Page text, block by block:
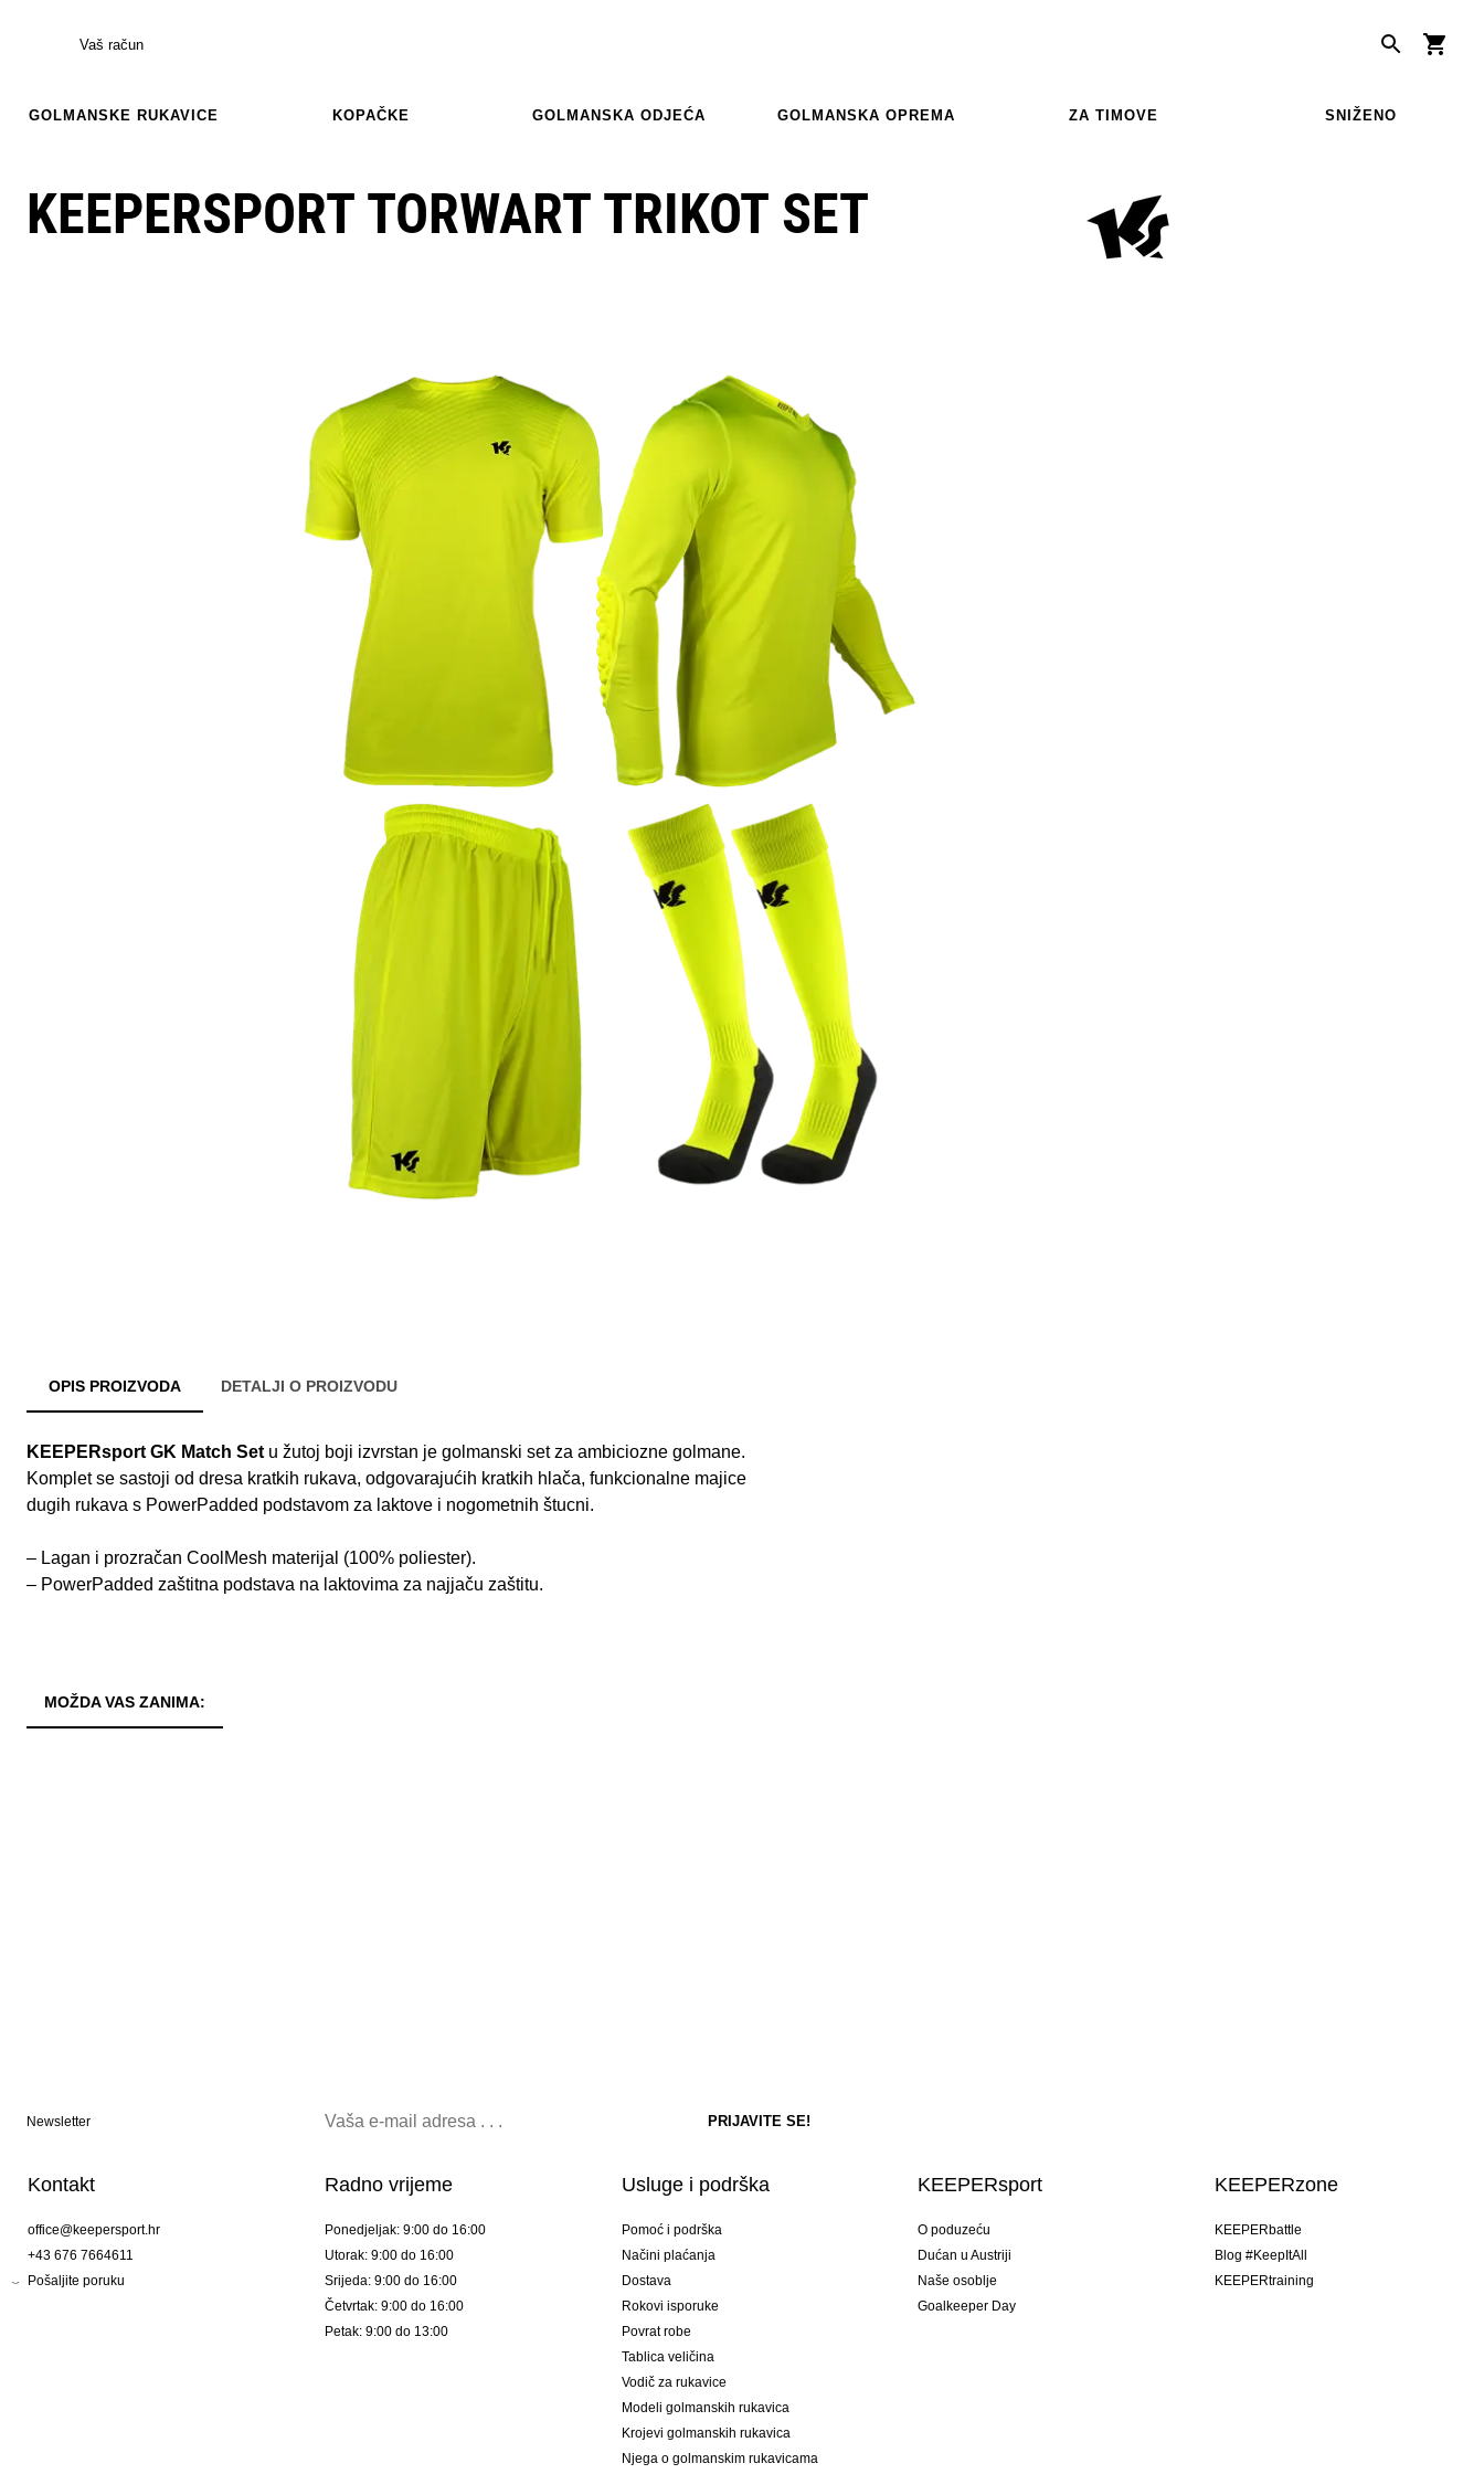
Vaš račun
GOLMANSKE RUKAVICE KOPAČKE GOLMANSKA ODJEĆA GOLMANSKA OPREMA ZA TIMOVE SNIŽENO
KEEPERSPORT TORWART TRIKOT SET
OPIS PROIZVODA DETALJI O PROIZVODU
KEEPERsport GK Match Setu žutoj boji izvrstan je golmanski set za ambiciozne golmane.
Komplet se sastoji od dresa kratkih rukava, odgovarajućih kratkih hlača, funkcionalne majice
dugih rukava s PowerPadded podstavom za laktove i nogometnih štucni.
– Lagan i prozračan CoolMesh materijal (100% poliester).
– PowerPadded zaštitna podstava na laktovima za najjaču zaštitu.
MOŽDA VAS ZANIMA:
Newsletter
Kontakt
office@keepersport.hr
+43 676 7664611
Pošaljite poruku
Radno vrijeme
Ponedjeljak: 9:00 do 16:00
Utorak: 9:00 do 16:00
Srijeda: 9:00 do 16:00
Četvrtak: 9:00 do 16:00
Petak: 9:00 do 13:00
Usluge i podrška
Pomoć i podrška
Načini plaćanja
Dostava
Rokovi isporuke
Povrat robe
Tablica veličina
Vodič za rukavice
Modeli golmanskih rukavica
Krojevi golmanskih rukavica
Njega o golmanskim rukavicama
KEEPERsport
O poduzeću
Dućan u Austriji
Naše osoblje
Goalkeeper Day
KEEPERzone
KEEPERbattle
Blog #KeepItAll
KEEPERtraining